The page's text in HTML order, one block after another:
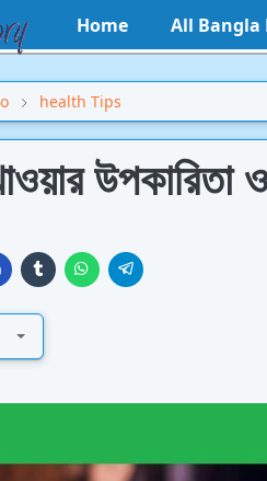
Home All Bangla
health Tips